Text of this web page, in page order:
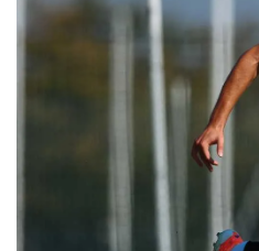
ACCETTA